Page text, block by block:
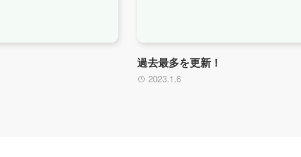
過去最多を更新！
2023.1.6